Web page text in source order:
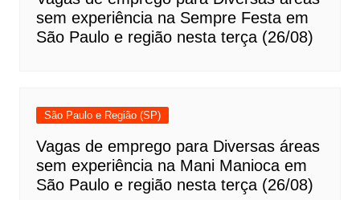
sem experiência na Sempre Festa em
São Paulo e região nesta terça (26/08)
São Paulo e Região (SP)
Vagas de emprego para Diversas áreas
sem experiência na Mani Manioca em
São Paulo e região nesta terça (26/08)